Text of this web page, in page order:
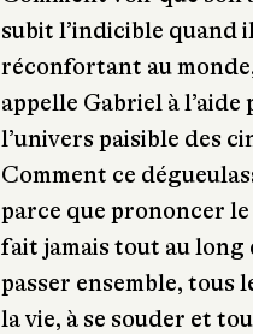
subit l’indicible quand
réconfortant au
appelle Gabriel à
l’univers paisible des
Comment ce
parce que prononcer
fait jamais tout au
passer ensemble, tous
la vie, à se souder et